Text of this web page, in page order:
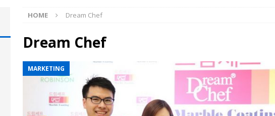
มหกรรมยานยนต์ The 47th Bangkok International Motor 2026 ที่คนรักรถ ไม่ควรพลาด 25 มีค. – 5
ไม่แผ่ว แต่บ้านใหญ่ผนึกกำลัง สกัด!! เจาะสนามเจดีย์ใหญ่: เมื่อคะแนนนิยม ‘ส้ม’ พุ่งชนกำแพง ‘บ้านใหญ่’ ใน
PR NEWS
เปิดตัว BREEZE ปักธงผู้นำ EV สองล้อที่เข้าใจผู้ใช้ไทยมากที่สุด
AUTO NEWS
รงการ ต้นแบบนวัตกรรมอาหารสุขภาพ “GIN-D” EVENT SOCIAL LIFE
HOME Dream Chef
Dream Chef
MARKETING